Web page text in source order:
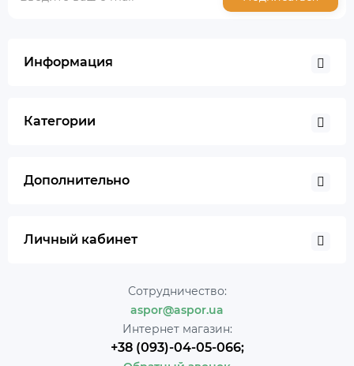
Информация
Категории
Дополнительно
Личный кабинет
Сотрудничество:
aspor@aspor.ua
Интернет магазин:
+38 (093)-04-05-066;